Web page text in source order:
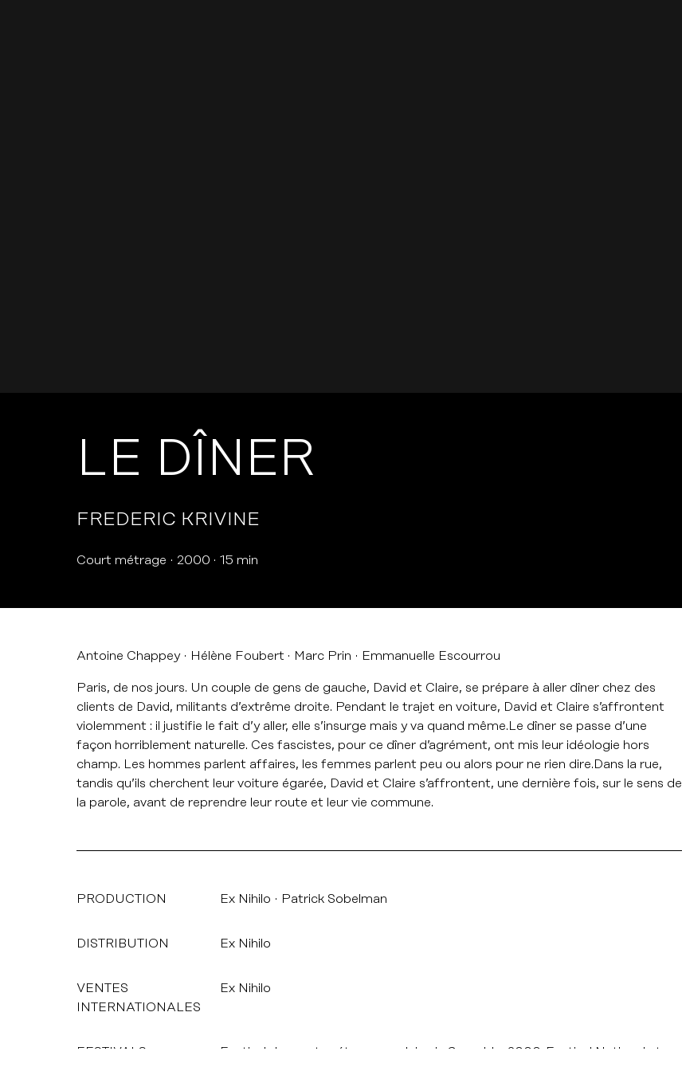
LE DÎNER
FREDERIC KRIVINE
Court métrage 2000 15 min
Antoine Chappey Hélène Foubert Marc Prin Emmanuelle Escourrou
Paris, de nos jours. Un couple de gens de gauche, David et Claire, se prépare à aller dîner chez des
clients de David, militants d’extrême droite. Pendant le trajet en voiture, David et Claire s’affrontent
violemment : il justifie le fait d’y aller, elle s’insurge mais y va quand même.Le dîner se passe d’une
façon horriblement naturelle. Ces fascistes, pour ce dîner d’agrément, ont mis leur idéologie hors
champ. Les hommes parlent affaires, les femmes parlent peu ou alors pour ne rien dire.Dans la rue,
tandis qu’ils cherchent leur voiture égarée, David et Claire s’affrontent, une dernière fois, sur le sens de
la parole, avant de reprendre leur route et leur vie commune.
PRODUCTION Ex Nihilo Patrick Sobelman
DISTRIBUTION Ex Nihilo
VENTES
INTERNATIONALES
Ex Nihilo
FESTIVALS
Festival du court-métrage en plein air, Grenoble, 2000. Festival National et